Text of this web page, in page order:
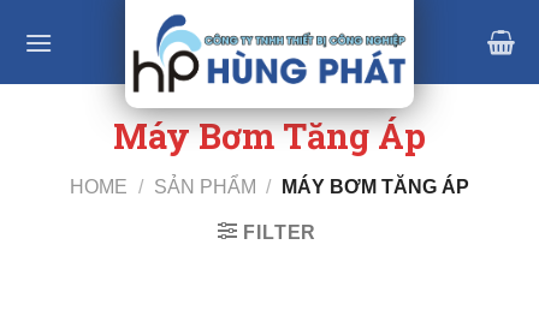
Máy Bơm Tăng Áp
HOME / SẢN PHẨM / MÁY BƠM TĂNG ÁP
FILTER